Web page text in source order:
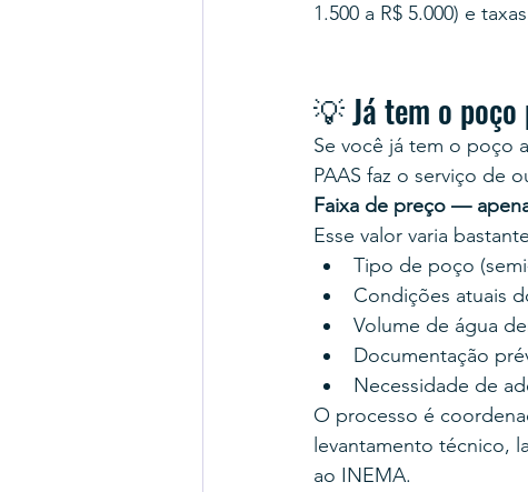
1.500 a R$ 5.000) e
💡 Já tem o
Se você já tem o poço
PAAS faz o serviço de
Faixa de preço —
Esse valor varia
Tipo de poço
Condições atuais
Volume de água
Documentação
Necessidade de
O processo é
levantamento técnico,
ao INEMA.